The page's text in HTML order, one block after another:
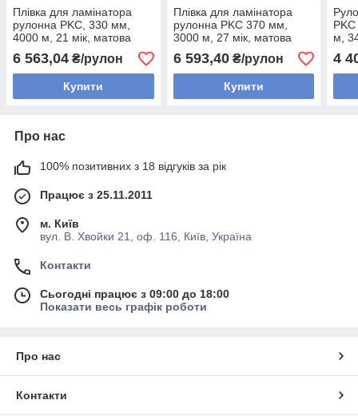
Плівка для ламінатора
рулонна PKC, 330 мм,
4000 м, 21 мік, матова
6 563,04 ₴/рулон
Купити
Плівка для ламінатора
рулонна PKC 370 мм,
3000 м, 27 мік, матова
6 593,40₴/рулон
Купити
м,
4
Про нас
100% позитивних з 18 відгуків за рік
Працює з 25.11.2011
м. Київ
вул. В. Хвойки 21, оф. 116, Київ, Україна
Контакти
Сьогодні працює з 09:00 до 18:00
Показати весь графік роботи
Про нас
Контакти